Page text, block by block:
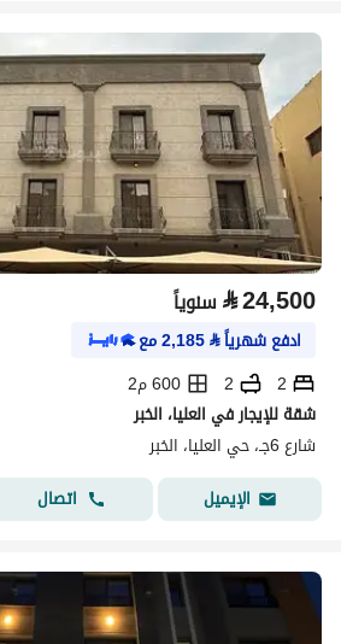
⃁24,500 سنوياً
ادفع شهرياً⃁
2,185مع
2
2
600 م2
شقة للإيجار في العليا، الخبر
شارع 6جـ، حي العليا، الخبر
الإيميل
اتصال